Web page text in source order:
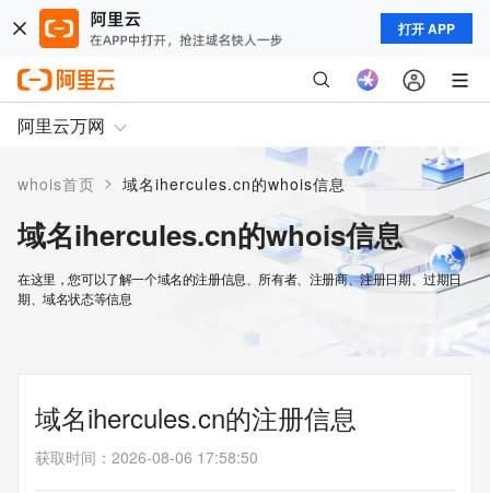
打开 APP
阿里云万网
whois首页 > 域名ihercules.cn的whois信息
域名ihercules.cn的whois信息
在这里，您可以了解一个域名的注册信息、所有者、注册商、注册日期、过期日
期、域名状态等信息
域名ihercules.cn的注册信息
获取时间 ： 2026-08-06 17:58:50